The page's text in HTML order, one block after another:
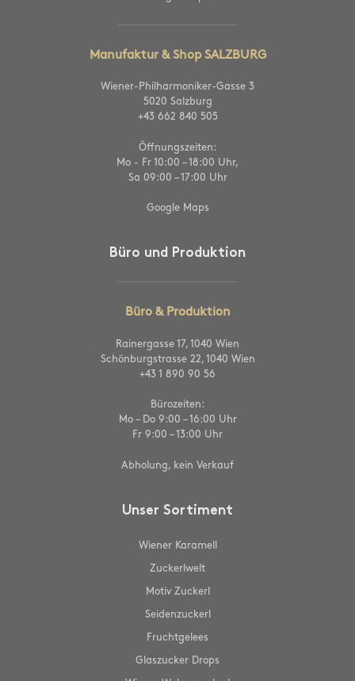
Manufaktur & Shop SALZBURG
Wiener-Philharmoniker-Gasse 3
5020 Salzburg
+43 662 840 505
Öffnungszeiten:
Mo - Fr 10:00 – 18:00 Uhr,
Sa 09:00 – 17:00 Uhr
Google Maps
Büro und Produktion
Büro & Produktion
Rainergasse 17, 1040 Wien
Schönburgstrasse 22, 1040 Wien
+43 1 890 90 56
Bürozeiten:
Mo – Do 9:00 – 16:00 Uhr
Fr 9:00 – 13:00 Uhr
Abholung, kein Verkauf
Unser Sortiment
Wiener Karamell
Zuckerlwelt
Motiv Zuckerl
Seidenzuckerl
Fruchtgelees
Glaszucker Drops